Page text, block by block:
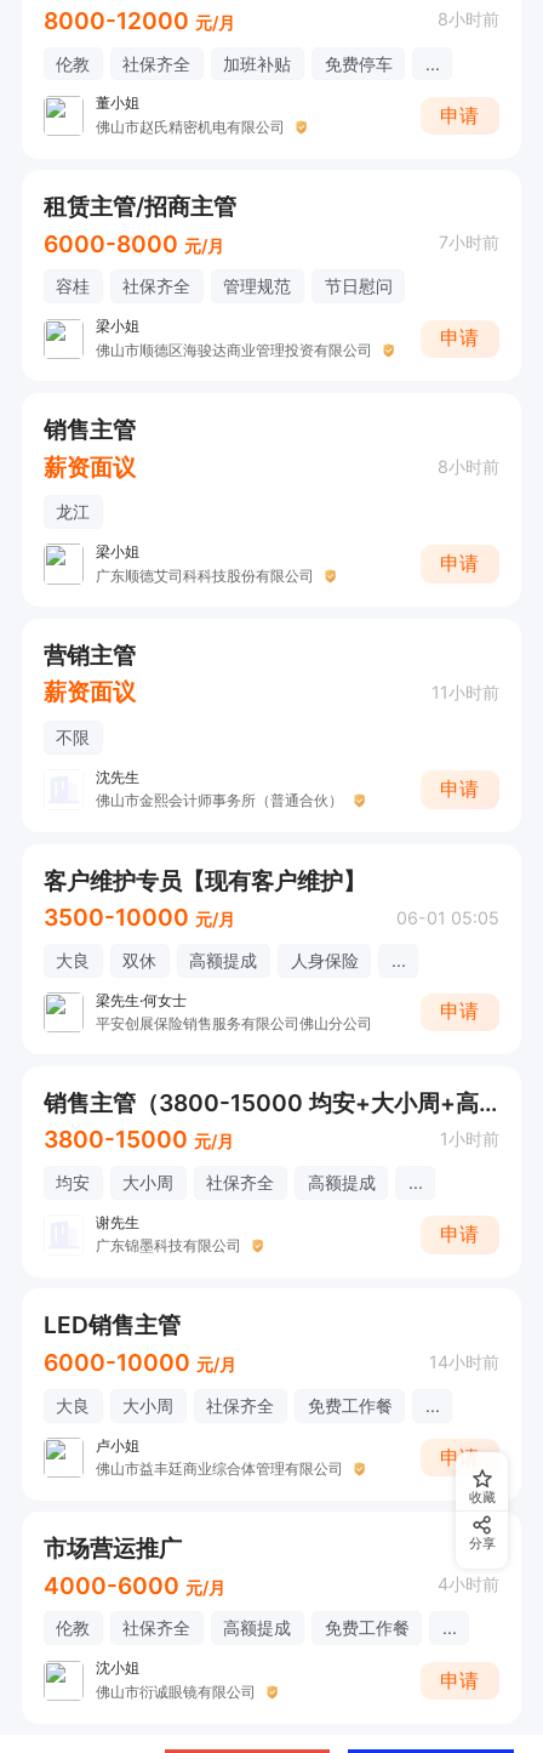
8000-12000 元/月 8小时前
伦教 社保齐全 加班补贴 免费停车 ...
董小姐
佛山市赵氏精密机电有限公司
申请
租赁主管/招商主管
6000-8000 元/月 7小时前
容桂 社保齐全 管理规范 节日慰问
梁小姐
佛山市顺德区海骏达商业管理投资有限公司
申请
销售主管
薪资面议
8小时前
龙江
梁小姐
广东顺德艾司科科技股份有限公司
申请
营销主管
薪资面议
11小时前
不限
沈先生
佛山市金熙会计师事务所（普通合伙）
申请
客户维护专员【现有客户维护】
3500-10000 元/月 06-01 05:05
大良 双休 高额提成 人身保险 ...
梁先生·何女士
平安创展保险销售服务有限公司佛山分公司
申请
销售主管（3800-15000 均安+大小周+高额提成+年终奖）
3800-15000 元/月 1小时前
均安 大小周 社保齐全 高额提成 ...
谢先生
广东锦墨科技有限公司
申请
LED销售主管
6000-10000 元/月 14小时前
大良 大小周 社保齐全 免费工作餐 ...
卢小姐
佛山市益丰廷商业综合体管理有限公司
申请
市场营运推广
4000-6000 元/月 4小时前
伦教 社保齐全 高额提成 免费工作餐 ...
沈小姐
佛山市衍诚眼镜有限公司
申请
收藏
分享